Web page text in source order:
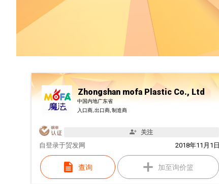
Zhongshan mofa Plastic Co., Ltd
中国内地广东省
入口商, 出口商, 制造商
关注
自 2018年11月1日
登录于贸发网
查询 加至询价篮